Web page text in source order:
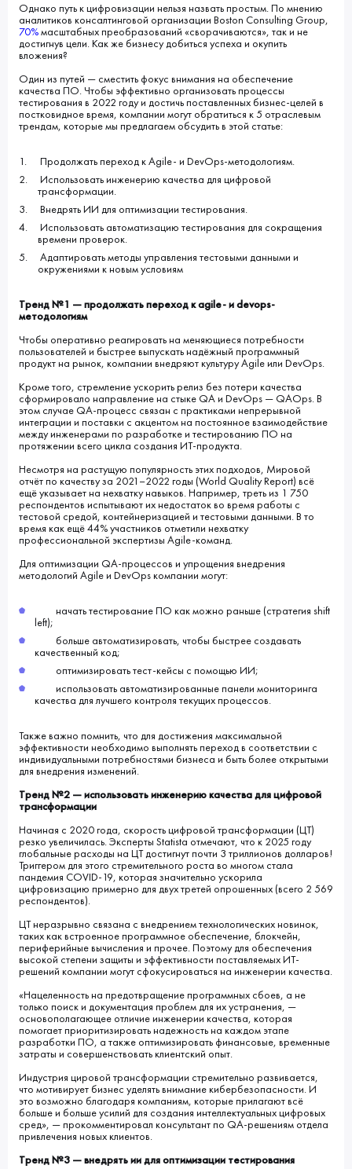
Однако путь к цифровизации нельзя назвать простым. По мнению
аналитиков консалтинговой организации Boston Consulting Group,
70%масштабных преобразований «сворачиваются», так и не
достигнув цели. Как же бизнесу добиться успеха и окупить
вложения?
Один из путей — сместить фокус внимания на обеспечение
качества ПО. Чтобы эффективно организовать процессы
тестирования в 2022 году и достичь поставленных бизнес-целей в
постковидное время, компании могут обратиться к 5 отраслевым
трендам, которые мы предлагаем обсудить в этой статье:
Продолжать переход к Agile- и DevOps-методологиям.
Использовать инженерию качества для цифровой
трансформации.
Внедрять ИИ для оптимизации тестирования.
Использовать автоматизацию тестирования для сокращения
времени проверок.
Адаптировать методы управления тестовыми данными и
окружениями к новым условиям
Тренд №1 — продолжать переход к agile- и devops-
методологиям
Чтобы оперативно реагировать на меняющиеся потребности
пользователей и быстрее выпускать надёжный программный
продукт на рынок, компании внедряют культуру Agile или DevOps.
Кроме того, стремление ускорить релиз без потери качества
сформировало направление на стыке QA и DevOps — QAOps. В
этом случае QA-процесс связан с практиками непрерывной
интеграции и поставки с акцентом на постоянное взаимодействие
между инженерами по разработке и тестированию ПО на
протяжении всего цикла создания ИТ-продукта.
Несмотря на растущую популярность этих подходов, Мировой
отчёт по качеству за 2021–2022 годы (World Quality Report) всё
ещё указывает на нехватку навыков. Например, треть из 1 750
респондентов испытывают их недостаток во время работы с
тестовой средой, контейнеризацией и тестовыми данными. В то
время как ещё 44% участников отметили нехватку
профессиональной экспертизы Agile-команд.
Для оптимизации QA-процессов и упрощения внедрения
методологий Agile и DevOps компании могут:
начать тестирование ПО как можно раньше (стратегия shift
left);
больше автоматизировать, чтобы быстрее создавать
качественный код;
оптимизировать тест-кейсы с помощью ИИ;
использовать автоматизированные панели мониторинга
качества для лучшего контроля текущих процессов.
Также важно помнить, что для достижения максимальной
эффективности необходимо выполнять переход в соответствии с
индивидуальными потребностями бизнеса и быть более открытыми
для внедрения изменений.
Тренд №2 — использовать инженерию качества для цифровой
трансформации
Начиная с 2020 года, скорость цифровой трансформации (ЦТ)
резко увеличилась. Эксперты Statista отмечают, что к 2025 году
глобальные расходы на ЦТ достигнут почти 3 триллионов долларов!
Триггером для этого стремительного роста во многом стала
пандемия COVID-19, которая значительно ускорила
цифровизацию примерно для двух третей опрошенных (всего 2 569
респондентов).
ЦТ неразрывно связана с внедрением технологических новинок,
таких как встроенное программное обеспечение, блокчейн,
периферийные вычисления и прочее. Поэтому для обеспечения
высокой степени защиты и эффективности поставляемых ИТ-
решений компании могут сфокусироваться на инженерии качества.
«Нацеленность на предотвращение программных сбоев, а не
только поиск и документация проблем для их устранения, —
основополагающее отличие инженерии качества, которая
помогает приоритизировать надежность на каждом этапе
разработки ПО, а также оптимизировать финансовые, временные
затраты и совершенствовать клиентский опыт.
Индустрия цировой трансформации стремительно развивается,
что мотивирует бизнес уделять внимание кибербезопасности. И
это возможно благодаря компаниям, которые прилагают всё
больше и больше усилий для создания интеллектуальных цифровых
сред», — прокомментировал консультант по QA-решениям отдела
привлечения новых клиентов.
Тренд №3 — внедрять ии для оптимизации тестирования